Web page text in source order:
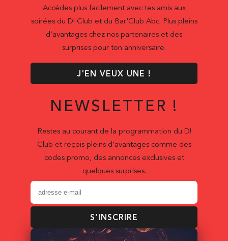
Accédes plus facilement avec tes amis aux
soirées du D! Club et du Bar'Club Abc. Plus pleins
d’avantages chez nos partenaires et des
surprises pour ton anniversaire.
J'EN VEUX UNE !
NEWSLETTER !
Restes au courant de la programmation du D!
Club et reçois pleins d’avantages comme des
codes promo, des annonces exclusives et
quelques surprises.
S’INSCRIRE